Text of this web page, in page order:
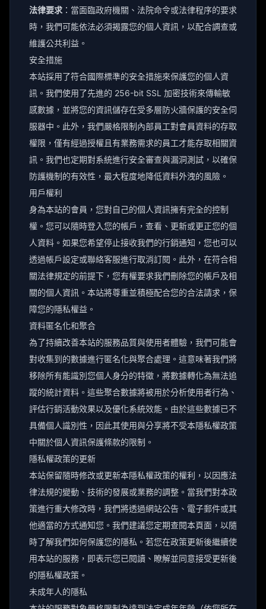
法律要求 ：當面臨政府機關、法院命令或法律程序的要求
時，我們可能依法必須揭露您的個人資訊，以配合調查或
維護公共利益。
安全措施
本站採用了符合國際標準的安全措施來保護您的個人資
訊。我們使用了先進的 256-bit SSL 加密技術來傳輸敏
感數據，並將您的資訊儲存在受多層防火牆保護的安全伺
服器中。此外，我們嚴格限制內部員工對會員資料的存取
權限，僅有經過授權且有業務需求的員工才能存取相關資
訊。我們也定期對系統進行安全審查與漏洞測試，以確保
防護機制的有效性，最大程度地降低資料外洩的風險。
用戶權利
身為本站的會員，您對自己的個人資訊擁有完全的控制
權。您可以隨時登入您的帳戶，查看、更新或更正您的個
人資料。如果您希望停止接收我們的行銷通知，您也可以
透過帳戶設定或聯絡客服進行取消訂閱。此外，在符合相
關法律規定的前提下，您有權要求我們刪除您的帳戶及相
關的個人資訊。本站將尊重並積極配合您的合法請求，保
障您的隱私權益。
資料匿名化和聚合
為了持續改善本站的服務品質與使用者體驗，我們可能會
對收集到的數據進行匿名化與聚合處理。這意味著我們將
移除所有能識別您個人身分的特徵，將數據轉化為無法追
蹤的統計資料。這些聚合數據將被用於分析使用者行為、
評估行銷活動效果以及優化系統效能。由於這些數據已不
具備個人識別性，因此其使用與分享將不受本隱私權政策
中關於個人資訊保護條款的限制。
隱私權政策的更新
本站保留隨時修改或更新本隱私權政策的權利，以因應法
律法規的變動、技術的發展或業務的調整。當我們對本政
策進行重大修改時，我們將透過網站公告、電子郵件或其
他適當的方式通知您。我們建議您定期查閱本頁面，以隨
時了解我們如何保護您的隱私。若您在政策更新後繼續使
用本站的服務，即表示您已閱讀、瞭解並同意接受更新後
的隱私權政策。
未成年人的隱私